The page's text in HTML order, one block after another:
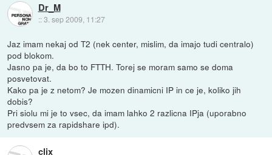
Dr_M
::3. sep 2009, 11:27
Jaz imam nekaj od T2 (nek center, mislim, da imajo tudi centralo)
pod blokom.
Jasno pa je, da bo to FTTH. Torej se moram samo se doma
posvetovat.
Kako pa je z netom? Je mozen dinamicni IP in ce je, koliko jih
dobis?
Pri siolu mi je to vsec, da imam lahko 2 razlicna IPja (uporabno
predvsem za rapidshare ipd).
clix